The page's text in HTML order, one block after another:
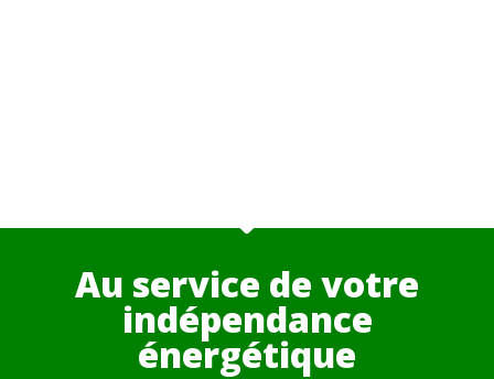
Au service de votre
indépendance
énergétique